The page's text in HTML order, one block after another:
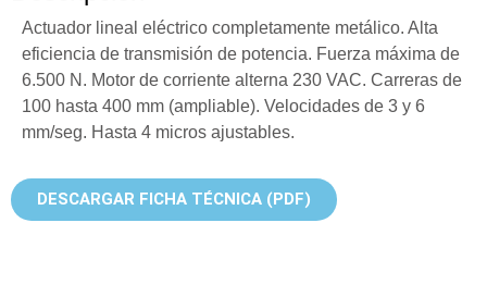
Actuador lineal eléctrico completamente metálico. Alta
eficiencia de transmisión de potencia. Fuerza máxima de
6.500 N. Motor de corriente alterna 230 VAC. Carreras de
100 hasta 400 mm (ampliable). Velocidades de 3 y 6
mm/seg. Hasta 4 micros ajustables.
DESCARGAR FICHA TÉCNICA (PDF)